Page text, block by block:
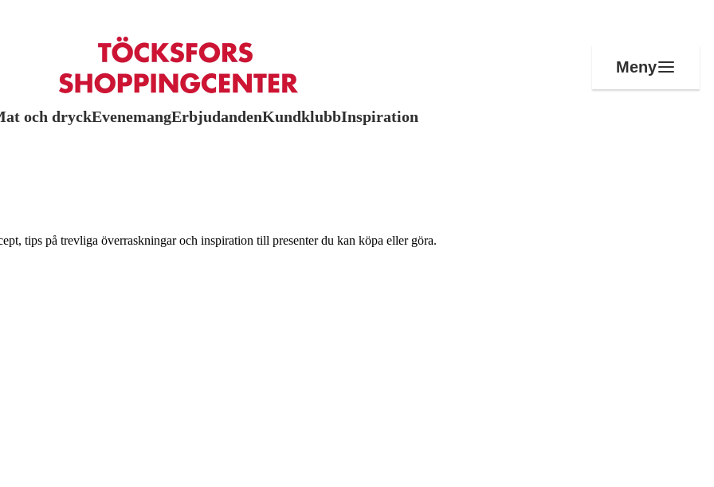
Meny
och dryckEvenemangErbjudandenKundklubbInspiration
tips på trevliga överraskningar och inspiration till presenter du kan köpa eller göra.